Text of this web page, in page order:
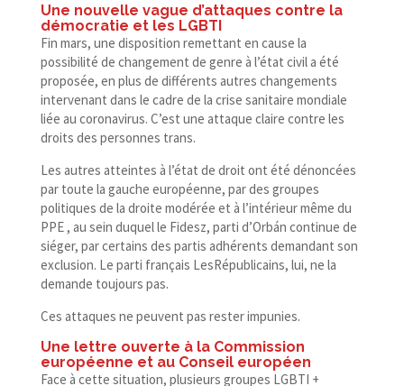
Une nouvelle vague d’attaques contre la
démocratie et les LGBTI
Fin mars, une disposition remettant en cause la
possibilité de changement de genre à l’état civil a été
proposée, en plus de différents autres changements
intervenant dans le cadre de la crise sanitaire mondiale
liée au coronavirus. C’est une attaque claire contre les
droits des personnes trans.
Les autres atteintes à l’état de droit ont été dénoncées
par toute la gauche européenne, par des groupes
politiques de la droite modérée et à l’intérieur même du
PPE , au sein duquel le Fidesz, parti d’Orbán continue de
siéger, par certains des partis adhérents demandant son
exclusion. Le parti français LesRépublicains, lui, ne la
demande toujours pas.
Ces attaques ne peuvent pas rester impunies.
Une lettre ouverte à la Commission
européenne et au Conseil européen
Face à cette situation, plusieurs groupes LGBTI +